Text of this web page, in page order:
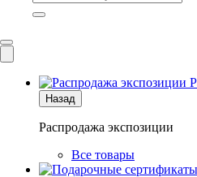
Назад
Распродажа экспозиции
Все товары